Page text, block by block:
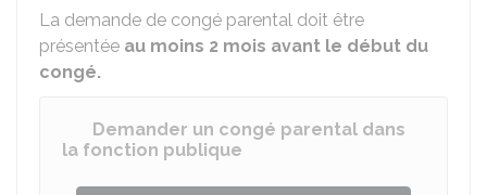
La demande de congé parental doit être
présentée au moins 2 mois avant le début du
congé.
Demander un congé parental dans
la fonction publique